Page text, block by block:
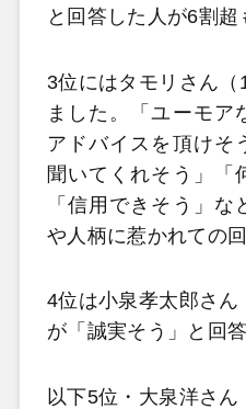
と回答した人が6割超
3位にはタモリさん
ました。「ユーモア
アドバイスを頂けそ
聞いてくれそう」「
「信用できそう」
や人柄に惹かれての
4位は小泉孝太郎さん
が「誠実そう」と回
以下5位・大泉洋さ